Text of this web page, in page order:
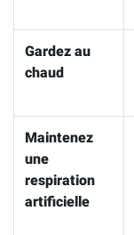
Gardez au
chaud
Maintenez
une
respiration
artificielle